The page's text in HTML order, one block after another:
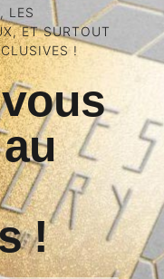
LES
ET SURTOUT
!
!